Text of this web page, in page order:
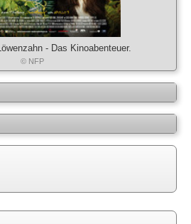
- Das Kinoabenteuer.
© NFP